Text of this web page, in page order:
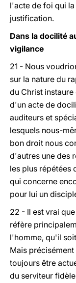
l'acte de foi qui
justification.
Dans la docilité
vigilance
21 - Nous
sur la nature du
du Christ
d'un acte de
auditeurs et
lesquels nous-
bon droit nous
d'autres une des
les plus répétées
qui concerne
pour lui un
22 - Il est vrai
réfère
l'homme, qu'il
Mais
toujours être
du serviteur